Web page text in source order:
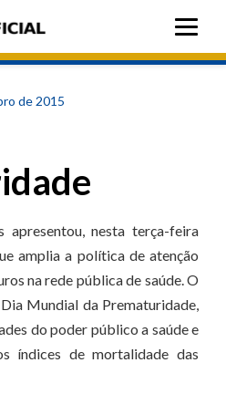
de 2015
apresentou, nesta terça-feira
amplia a política de atenção
na rede pública de saúde. O
Mundial da Prematuridade,
do poder público a saúde e
índices de mortalidade das